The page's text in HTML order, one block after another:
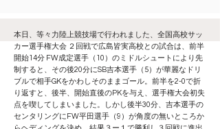
本日、等々力陸上競技場で行われました、全国高校サッ
カー選手権大会 ２回戦で広島皆実高校との試合は、前半
開始14分 FW成定選手（10）のミドルシュートにより先
制すると、その後20分にSB吉本選手（5）が華麗なドリ
ブルで相手GKをかわしそのままゴール。前半を2-0で折
り返すと、後半、開始直後のPKを与え、選手権大会初失
点を喫してしまいました。しかし後半30分、吉本選手の
センタリングにFW平田選手（9）が角度の無いところか